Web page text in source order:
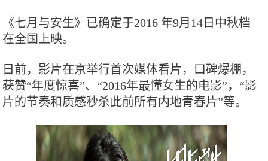
《七月与安生》已确定于2016 年9月14日中秋档
在全国上映。
日前，影片在京举行首次媒体看片，口碑爆棚，
获赞“年度惊喜”、“2016年最懂女生的电影”，“影
片的节奏和质感秒杀此前所有内地青春片”等。